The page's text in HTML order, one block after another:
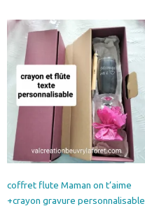
variations.
Les
options
peuvent
être
choisies
sur
la
page
du
produit
coffret flute Maman on t’aime
+crayon gravure personnalisable